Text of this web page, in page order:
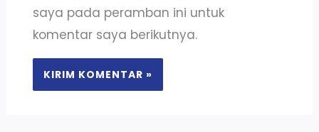
saya pada peramban ini untuk
komentar saya berikutnya.